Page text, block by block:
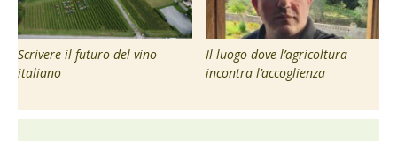
Scrivere il futuro del vino
italiano
Il luogo dove l’agricoltura
incontra l’accoglienza